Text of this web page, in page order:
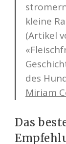
kleine
(Artikel
des
Miriam
Das